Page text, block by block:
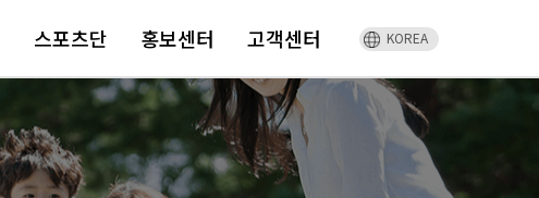
스포츠단 홍보센터 고객센터 KOREA